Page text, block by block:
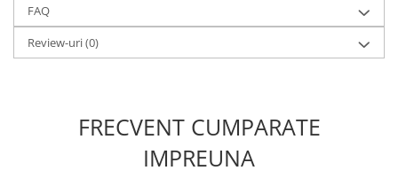
FAQ
Review-uri(0)
FRECVENT CUMPARATE
IMPREUNA